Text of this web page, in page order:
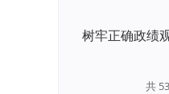
树牢正确政绩
共